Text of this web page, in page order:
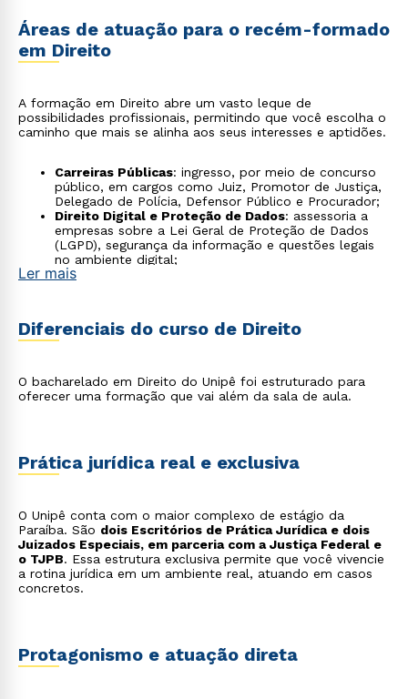
Áreas de atuação para o recém-formado
em Direito
A formação em Direito abre um vasto leque de
possibilidades profissionais, permitindo que você escolha o
caminho que mais se alinha aos seus interesses e aptidões.
Carreiras Públicas: ingresso, por meio de concurso
público, em cargos como Juiz, Promotor de Justiça,
Delegado de Polícia, Defensor Público e Procurador;
Direito Digital e Proteção de Dados: assessoria a
empresas sobre a Lei Geral de Proteção de Dados
(LGPD), segurança da informação e questões legais
no ambiente digital;
Compliance e Governança Corporativa
Diplomacia : representação do Brasil no exterior,
internacionais;
Mediação, Conciliação e Arbitragem: atuação como
um terceiro imparcial para facilitar a resolução de
Ler mais
Diferenciais do curso de Direito
O bacharelado em Direito do Unipê foi estruturado para
oferecer uma formação que vai além da sala de aula.
Prática jurídica real e exclusiva
O Unipê conta com o maior complexo de estágio da
Paraíba. São dois Escritórios de Prática Jurídica e dois
Juizados Especiais, em parceria com a Justiça Federal e
o TJPB. Essa estrutura exclusiva permite que você vivencie
a rotina jurídica em um ambiente real, atuando em casos
concretos.
Protagonismo e atuação direta
Rápido e fácil
WhatsApp
Estou de acordo com aPolítica de Privacidade. e
autorizo que meus dados sejam utilizados para o